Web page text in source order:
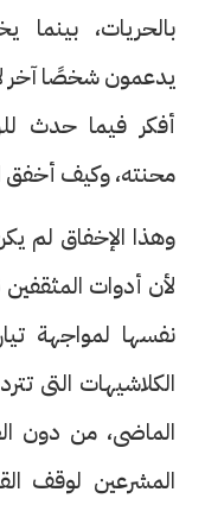
بالحريات،
يدعمون شخصًا آخر
أفكر فيما حدث
محنته، وكيف أخفق
وهذا الإخفاق لم
لأن أدوات
نفسها لمواجهة
الكلاشيهات التى
الماضى، من دون
المشرعين لوقف